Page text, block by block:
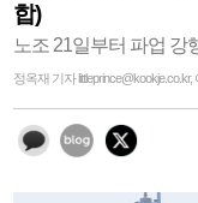
합)
노조 21일부터 파업 강
정옥재 기자